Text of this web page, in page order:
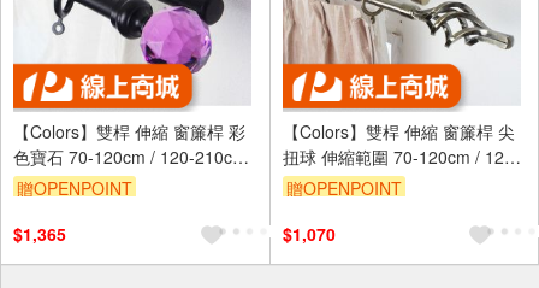
【Colors】雙桿 伸縮 窗簾桿 彩
色寶石 70-120cm / 120-210cm
義大利系列
贈OPENPOINT
$1,365
【Colors】雙桿 伸縮 窗簾桿 尖
扭球 伸縮範圍 70-120cm / 120-
210cm 古典系列 金屬桿 造型桿
贈OPENPOINT
$1,070